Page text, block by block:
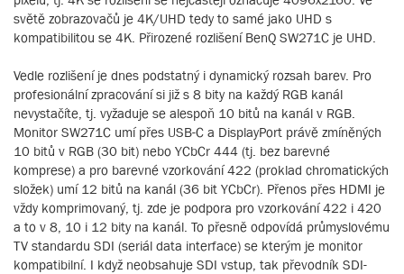
světě zobrazovačů je 4K/UHD tedy to samé jako UHD s
kompatibilitou se 4K. Přirozené rozlišení BenQ SW271C je UHD.
Vedle rozlišení je dnes podstatný i dynamický rozsah barev. Pro
profesionální zpracování si již s 8 bity na každý RGB kanál
nevystačíte, tj. vyžaduje se alespoň 10 bitů na kanál v RGB.
Monitor SW271C umí přes USB-C a DisplayPort právě zmíněných
10 bitů v RGB (30 bit) nebo YCbCr 444 (tj. bez barevné
komprese) a pro barevné vzorkování 422 (proklad chromatických
složek) umí 12 bitů na kanál (36 bit YCbCr). Přenos přes HDMI je
vždy komprimovaný, tj. zde je podpora pro vzorkování 422 i 420
a to v 8, 10 i 12 bity na kanál. To přesně odpovídá průmyslovému
TV standardu SDI (seriál data interface) se kterým je monitor
kompatibilní. I když neobsahuje SDI vstup, tak převodník SDI-